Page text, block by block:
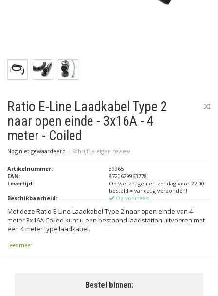
Ratio E-Line Laadkabel Type 2
naar open einde - 3x16A - 4
meter - Coiled
Nog niet gewaardeerd | Schrijf je eigen review
Artikelnummer:
39965
EAN:
8720629963778
Levertijd:
Op werkdagen en zondag voor 22:00
besteld = vandaag verzonden!
Beschikbaarheid:
Op voorraad
Met deze Ratio E-Line Laadkabel Type 2 naar open einde van 4
meter 3x16A Coiled kunt u een bestaand laadstation uitvoeren met
een 4 meter type laadkabel.
Lees meer
Bestel binnen: